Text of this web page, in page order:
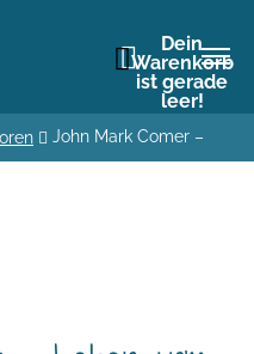
Dein
Warenkorb
ist gerade
leer!
John Mark Comer –